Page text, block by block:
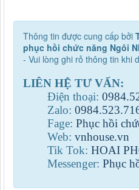
Thông tin được cung cấp bởi
phục hồi chức năng Ngôi
- Vui lòng ghi rỏ thông tin khi
LIÊN HỆ TƯ VẤN:
Điện thoại: 0984.
Zalo: 0984.523.
Fage: Phục hồi
Web: vnhouse.vn
Tik Tok: HOAI
Messenger: Phục